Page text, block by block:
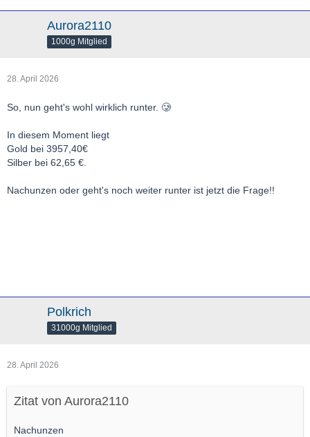
Aurora2110
1000g Mitglied
28. April 2026
So, nun geht's wohl wirklich runter. 🥲
In diesem Moment liegt
Gold bei 3957,40€
Silber bei 62,65 €.
Nachunzen oder geht's noch weiter runter ist jetzt die Frage!!
Polkrich
31000g Mitglied
28. April 2026
Zitat von Aurora2110
Nachunzen